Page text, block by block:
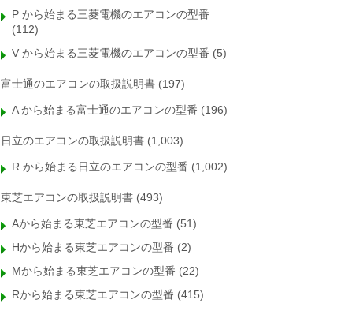
P から始まる三菱電機のエアコンの型番
(112)
V から始まる三菱電機のエアコンの型番 (5)
富士通のエアコンの取扱説明書 (197)
A から始まる富士通のエアコンの型番 (196)
日立のエアコンの取扱説明書 (1,003)
R から始まる日立のエアコンの型番 (1,002)
東芝エアコンの取扱説明書 (493)
Aから始まる東芝エアコンの型番 (51)
Hから始まる東芝エアコンの型番 (2)
Mから始まる東芝エアコンの型番 (22)
Rから始まる東芝エアコンの型番 (415)